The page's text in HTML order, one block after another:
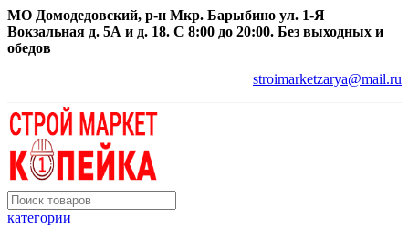
МО Домодедовский, р-н Мкр. Барыбино ул. 1-Я
Вокзальная д. 5А и д. 18. С 8:00 до 20:00. Без выходных и
обедов
stroimarketzarya@mail.ru
категории